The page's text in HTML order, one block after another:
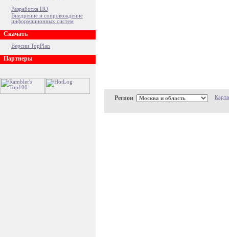
Разработка ПО
Внедрение и сопровождение
информационных систем
Скачать
Версии TopPlan
Партнеры
Регион Карта